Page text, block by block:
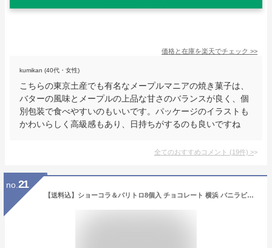
価格と在庫を楽天でチェック >>
kumikan (40代・女性)
こちらの東京土産でも有名なメープルマニアの焼き菓子は、
バターの風味とメープルの上品な甘さのバランスが良く、個
別包装で食べやすいのもいいです。パッケージのイラストも
かわいらしく高級感もあり、日持ちがするのも良いですね
全てのおすすめコメント (19件) >
no. 21
【送料込】ショーコラ＆パリトロ8個入 チョコレート 横浜 バニラビーンズ | チョコサンド 生チョコ チョコ 洋菓子 お菓子 高級 チョコレートギフト ギフト おしゃれ 個包装 詰め合わせ お取り寄せ スイーツ プレゼント 2026 父の日 お中元